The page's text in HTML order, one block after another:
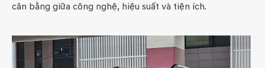
cân bằng giữa công nghệ, hiệu suất và tiện ích.